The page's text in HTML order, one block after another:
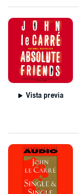
Vista previa